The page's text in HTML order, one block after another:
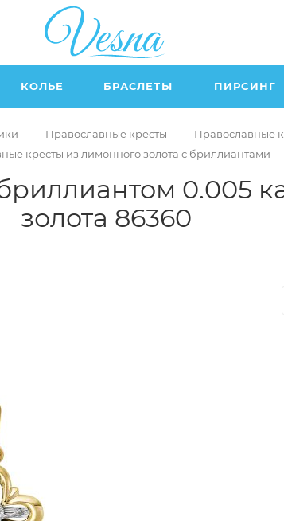
КОЛЬЕ БРАСЛЕТЫ ПИРСИНГ
— Православные кресты — Православные
кресты из лимонного золота с бриллиантами
0.005
золота 86360